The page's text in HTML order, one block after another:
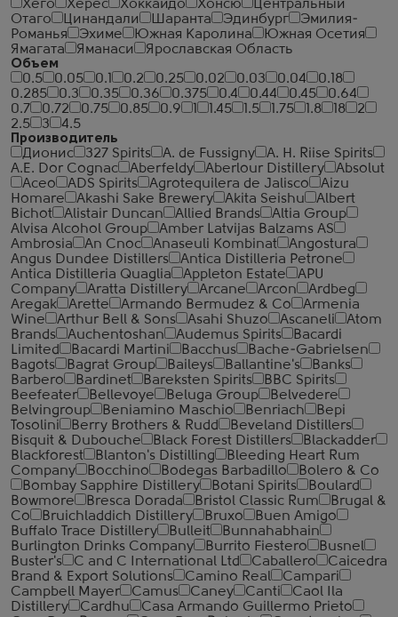
Хего
Херес Хоккайдо Хонсю
Центральный
Отаго
Цинандали Шаранта Эдинбург
Эмилия-
Романья
Эхиме Южная Каролина
Южная Осетия
Ямагата
Яманаси
Ярославская Область
Объем
0.5
0.05 0.1 0.2 0.25 0.02 0.03 0.04
0.18
0.285
0.3 0.35 0.36 0.375 0.4 0.44 0.45
0.64
0.7
0.72 0.75 0.85 0.9 1.45 1.5 1.75 1.8 18
2
2.5
3
4.5
Производитель
Дионис
327 Spirits A. de Fussigny
A. H. Riise Spirits
A.E. Dor Cognac
Aberfeldy Aberlour Distillery
Absolut
Aceo
ADS Spirits Agrotequilera de Jalisco
Aizu
Homare
Akashi Sake Brewery Akita Seishu
Albert
Bichot
Alistair Duncan Allied Brands
Altia Group
Alvisa Alcohol Group
Amber Latvijas Balzams AS
Ambrosia
An Cnoc Anaseuli Kombinat
Angostura
Angus Dundee Distillers
Antica Distilleria Petrone
Antica Distilleria Quaglia
Appleton Estate
APU
Company
Aratta Distillery Arcane Arcon
Ardbeg
Aregak
Arette Armando Bermudez & Co
Armenia
Wine
Arthur Bell & Sons Asahi Shuzo Ascaneli
Atom
Brands
Auchentoshan Audemus Spirits
Bacardi
Limited
Bacardi Martini Bacchus
Bache-Gabrielsen
Bagots
Bagrat Group Baileys Ballantine's
Banks
Barbero
Bardinet Bareksten Spirits
BBC Spirits
Beefeater
Bellevoye Beluga Group
Belvedere
Belvingroup
Beniamino Maschio Benriach
Bepi
Tosolini
Berry Brothers & Rudd
Beveland Distillers
Bisquit & Dubouche
Black Forest Distillers
Blackadder
Blackforest
Blanton's Distilling
Bleeding Heart Rum
Company
Bocchino Bodegas Barbadillo
Bolero & Co
Bombay Sapphire Distillery
Botani Spirits
Boulard
Bowmore
Bresca Dorada Bristol Classic Rum
Brugal &
Co
Bruichladdich Distillery Bruxo
Buen Amigo
Buffalo Trace Distillery
Bulleit
Bunnahabhain
Burlington Drinks Company
Burrito Fiestero
Busnel
Buster's
C and C International Ltd Caballero
Caicedra
Brand & Export Solutions
Camino Real
Campari
Campbell Mayer
Camus Caney Canti
Caol Ila
Distillery
Cardhu
Casa Armando Guillermo Prieto